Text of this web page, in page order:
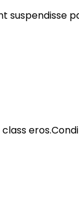
suspendisse